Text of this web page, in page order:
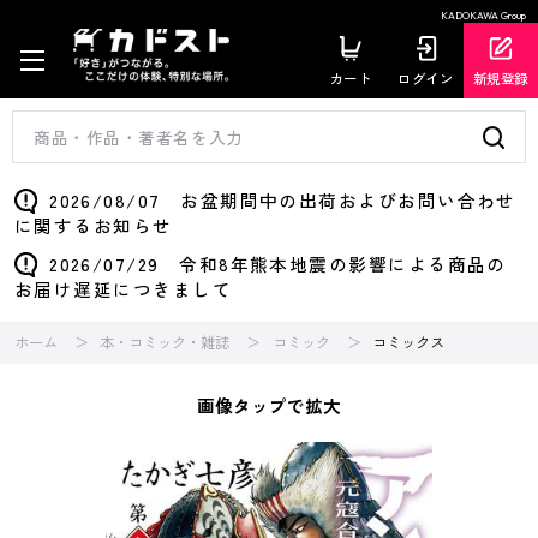
KADOKAWA Group
カート ログイン 新規登録
2026/08/07 お盆期間中の出荷およびお問い合わせ
に関するお知らせ
2026/07/29 令和8年熊本地震の影響による商品の
お届け遅延につきまして
ホーム 本・コミック・雑誌 コミック コミックス
画像タップで拡大